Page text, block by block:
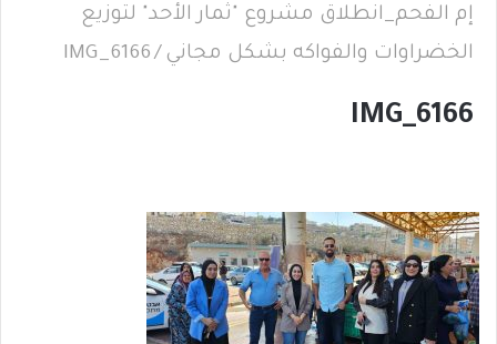
إم الفحم_انطلاق مشروع "ثمار الأحد" لتوزيع
الخضراوات والفواكه بشكل مجاني /
IMG_6166
IMG_6166